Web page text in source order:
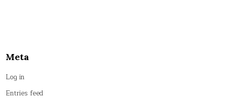
Meta
Log in
Entries feed